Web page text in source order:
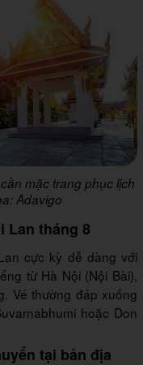
mặc trang phục lịch
Adavigo
Lan tháng 8
cực kỳ dễ dàng với
từ Hà Nội (Nội Bài),
Vé thường đáp xuống
hoặc Don
tại bản địa